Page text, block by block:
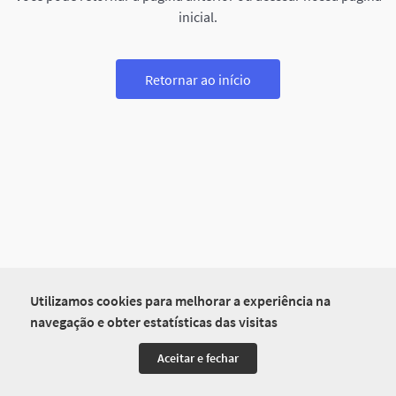
Utilizamos cookies para melhorar a experiência na
navegação e obter estatísticas das visitas
Aceitar e fechar
inicial.
Retornar ao início